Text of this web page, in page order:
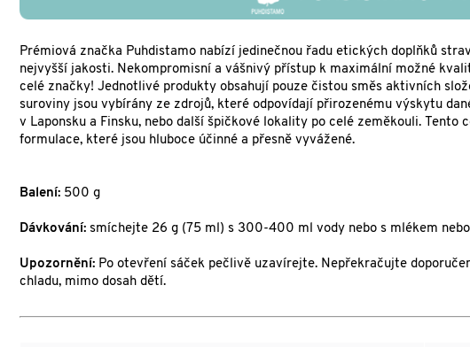
Prémiová značka Puhdistamo nabízí jedinečnou řadu etických doplňků
nejvyšší jakosti. Nekompromisní a vášnivý přístup k maximální možné
celé značky! Jednotlivé produkty obsahují pouze čistou směs aktivních
suroviny jsou vybírány ze zdrojů, které odpovídají přirozenému výskytu
v Laponsku a Finsku, nebo další špičkové lokality po celé zeměkouli.
formulace, které jsou hluboce účinné a přesně vyvážené.
Balení: 500 g
Dávkování: smíchejte 26 g (75 ml) s 300-400 ml vody nebo s mlékem
Upozornění: Po otevření sáček pečlivě uzavírejte. Nepřekračujte
chladu, mimo dosah dětí.